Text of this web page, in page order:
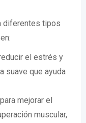
diferentes tipos
el estrés y
suave que ayuda
mejorar el
muscular,